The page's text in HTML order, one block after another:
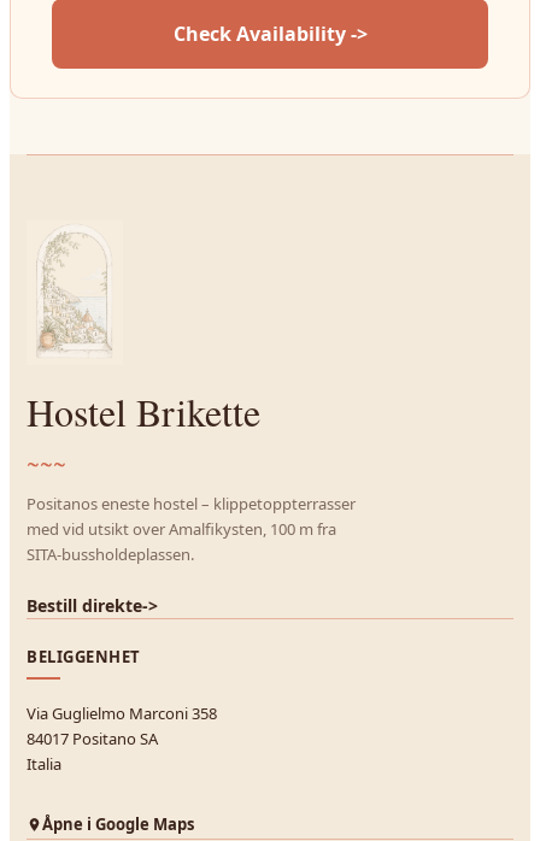
Check Availability ->
Hostel Brikette
~~~
Positanos eneste hostel – klippetoppterrasser
med vid utsikt over Amalfikysten, 100 m fra
SITA-bussholdeplassen.
Bestill direkte->
BELIGGENHET
Via Guglielmo Marconi 358
84017 Positano SA
Italia
Åpne i Google Maps